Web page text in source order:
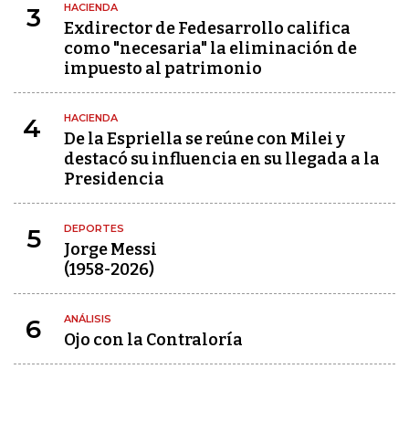
3 HACIENDA
Exdirector de Fedesarrollo califica
como "necesaria" la eliminación de
impuesto al patrimonio
4 HACIENDA
De la Espriella se reúne con Milei y
destacó su influencia en su llegada a la
Presidencia
5 DEPORTES
Jorge Messi
(1958-2026)
6 ANÁLISIS
Ojo con la Contraloría